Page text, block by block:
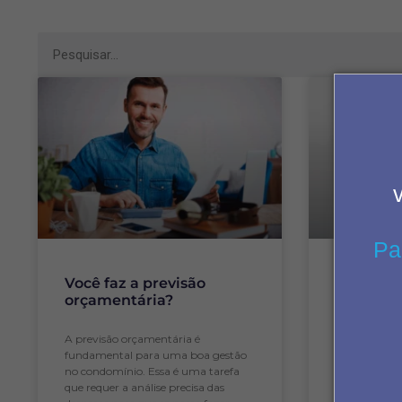
Você faz a previsão
orçamentária?
A previsão orçamentária é
fundamental para uma boa gestão
no condomínio. Essa é uma tarefa
que requer a análise precisa das
Virei
síndico de
experiência
atividade.